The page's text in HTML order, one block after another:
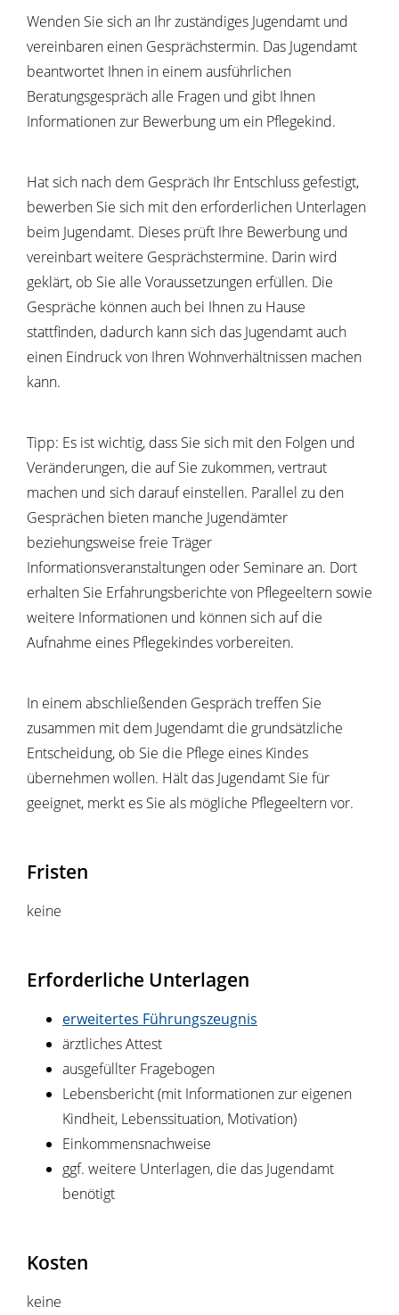
Wenden Sie sich an Ihr zuständiges Jugendamt und
vereinbaren einen Gesprächstermin. Das Jugendamt
beantwortet Ihnen in einem ausführlichen
Beratungsgespräch alle Fragen und gibt Ihnen
Informationen zur Bewerbung um ein Pflegekind.
Hat sich nach dem Gespräch Ihr Entschluss gefestigt,
bewerben Sie sich mit den erforderlichen Unterlagen
beim Jugendamt. Dieses prüft Ihre Bewerbung und
vereinbart weitere Gesprächstermine. Darin wird
geklärt, ob Sie alle Voraussetzungen erfüllen. Die
Gespräche können auch bei Ihnen zu Hause
stattfinden, dadurch kann sich das Jugendamt auch
einen Eindruck von Ihren Wohnverhältnissen machen
kann.
Tipp: Es ist wichtig, dass Sie sich mit den Folgen und
Veränderungen, die auf Sie zukommen, vertraut
machen und sich darauf einstellen. Parallel zu den
Gesprächen bieten manche Jugendämter
beziehungsweise freie Träger
Informationsveranstaltungen oder Seminare an. Dort
erhalten Sie Erfahrungsberichte von Pflegeeltern sowie
weitere Informationen und können sich auf die
Aufnahme eines Pflegekindes vorbereiten.
In einem abschließenden Gespräch treffen Sie
zusammen mit dem Jugendamt die grundsätzliche
Entscheidung, ob Sie die Pflege eines Kindes
übernehmen wollen. Hält das Jugendamt Sie für
geeignet, merkt es Sie als mögliche Pflegeeltern vor.
Fristen
keine
Erforderliche Unterlagen
erweitertes Führungszeugnis
ärztliches Attest
ausgefüllter Fragebogen
Lebensbericht (mit Informationen zur eigenen
Kindheit, Lebenssituation, Motivation)
Einkommensnachweise
ggf. weitere Unterlagen, die das Jugendamt
benötigt
Kosten
keine